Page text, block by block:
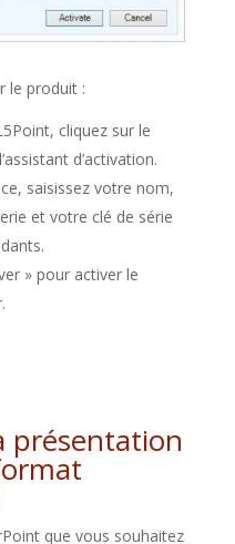
le produit :
cliquez sur le
d’activation.
saisissez votre nom,
et votre clé de série
» pour activer le
présentation
que vous souhaitez